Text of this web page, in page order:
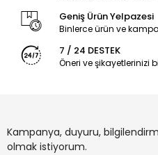
Geniş Ürün Yelpazesi
Binlerce ürün ve
7 / 24 DESTEK
Öneri ve şikayetlerinizi
Kampanya, duyuru,
olmak istiyorum.